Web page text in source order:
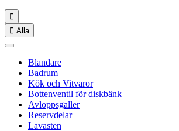

 Alla
Blandare
Badrum
Kök och Vitvaror
Bottenventil för diskbänk
Avloppsgaller
Reservdelar
Lavasten